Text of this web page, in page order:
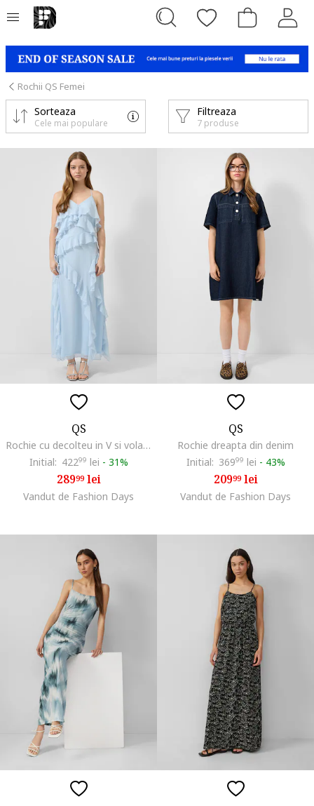
Rochii QS Femei
Filtreaza
7 produse
Sorteaza
Cele mai populare
QS
Rochie cu decolteu in V si volane, Albastru deschis
Initial: 42299 lei - 31%
28999lei
Vandut de Fashion Days
QS
Rochie dreapta din denim
Initial: 36999 lei - 43%
20999lei
Vandut de Fashion Days